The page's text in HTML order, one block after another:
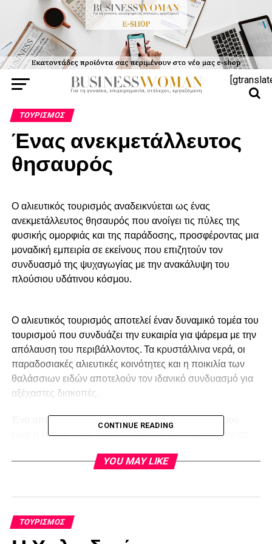
ΤΟΥΡΙΣΜΌΣ
Ένας ανεκμετάλλευτος
θησαυρός
Ο αλιευτικός τουρισμός αναδεικνύεται ως ένας
ανεκμετάλλευτος θησαυρός που ανοίγει τις πύλες της
φυσικής ομορφιάς και της παράδοσης, προσφέροντας μια
μοναδική εμπειρία σε εκείνους που επιζητούν τον
συνδυασμό της ψυχαγωγίας με την ανακάλυψη του
πλούσιου υδάτινου κόσμου.
Ο αλιευτικός τουρισμός αποτελεί έναν δυναμικό τομέα του
τουρισμού που συνδυάζει την ευκαιρία για ψάρεμα με την
απόλαυση του περιβάλλοντος. Τα κρυστάλλινα νερά, οι
παραδοσιακές αλιευτικές κοινότητες και η ποικιλία των
θαλάσσιων ειδών αποτελούν τον ιδανικό συνδυασμό για
αξέχαστες διακοπές.
Ένα από τα πλεονεκτήματα του αλιευτικού τουρισμού
είναι η ευκαιρία για τους επισκέπτες να συμμετέχουν σε
τοπικές πρακτικές και επικοινωνούν με τους ντόπιους
Επιπλέον, ο αλιευτικός τουρισμός προσφέρει μια
CONTINUE READING
YOU MAY LIKE
ΤΟΥΡΙΣΜΌΣ